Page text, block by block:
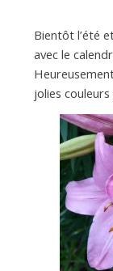
Bientôt l’été
avec le
jolies